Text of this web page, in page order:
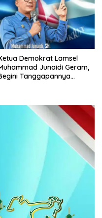
Demokrat Lamsel
Junaidi Geram,
Tanggapannya
Bantuan Bansos
Karena Pakai Kaos Calon